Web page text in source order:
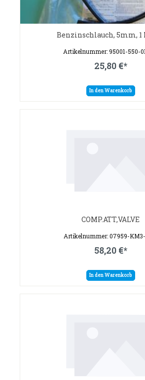
Benzinschlauch, 5mm, 1
Artikelnummer: 95001-550-
25,80 €*
In den Warenkorb
COMP.ATT,VALVE
Artikelnummer: 07959-KM3-
58,20 €*
In den Warenkorb